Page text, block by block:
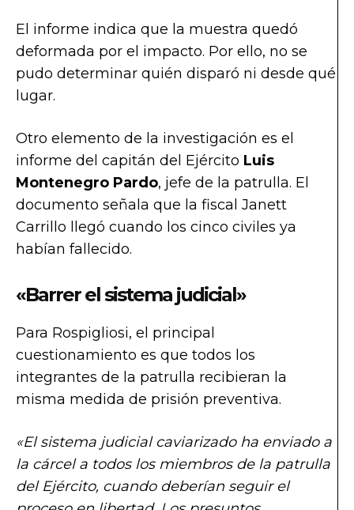
El informe indica que la muestra quedó
deformada por el impacto. Por ello, no se
pudo determinar quién disparó ni desde qué
lugar.
Otro elemento de la investigación es el
informe del capitán del Ejército Luis
Montenegro Pardo, jefe de la patrulla. El
documento señala que la fiscal Janett
Carrillo llegó cuando los cinco civiles ya
habían fallecido.
«Barrer el sistema judicial»
Para Rospigliosi, el principal
cuestionamiento es que todos los
integrantes de la patrulla recibieran la
misma medida de prisión preventiva.
«El sistema judicial caviarizado ha enviado a
la cárcel a todos los miembros de la patrulla
del Ejército, cuando deberían seguir el